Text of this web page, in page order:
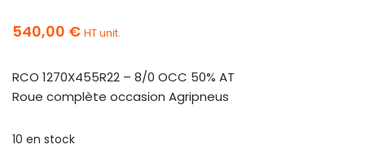
540,00 € HT unit.
RCO 1270X455R22 – 8/0 OCC 50% AT
Roue complète occasion Agripneus
10 en stock